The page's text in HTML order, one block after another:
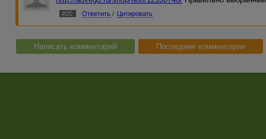
#20 Ответить / Цитировать
Написать комментарий Последние комментарии